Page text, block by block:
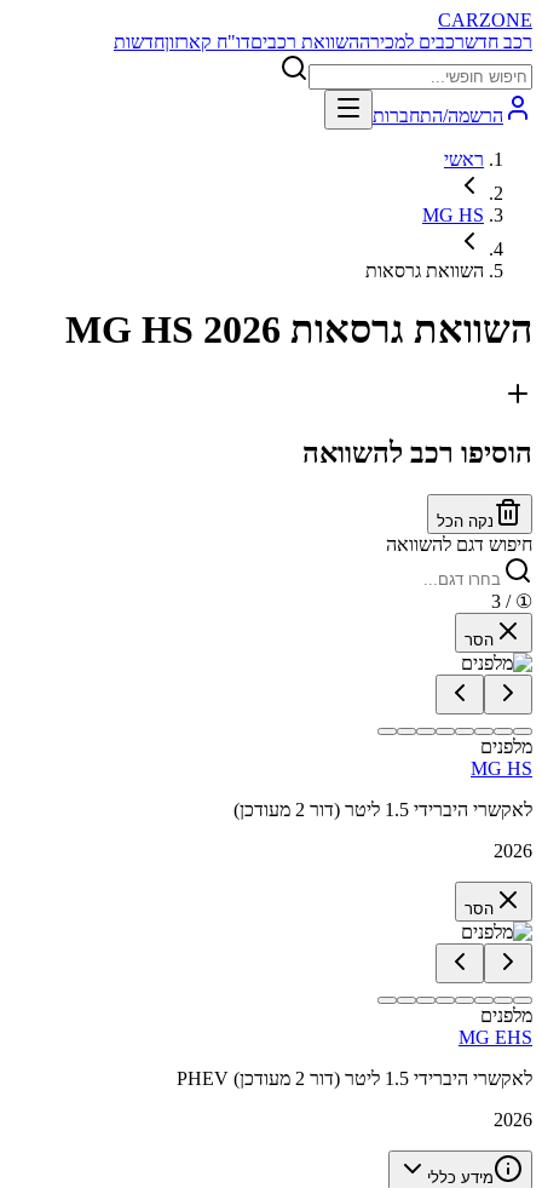
CARZONE
רכב חדשרכבים למכירההשוואת רכביםדו"ח קארזוןחדשות
הרשמה/התחברות
ראשי
MG HS
השוואת גרסאות
השוואת גרסאות MG HS 2026
הוסיפו רכב להשוואה
נקה הכל
חיפוש דגם להשוואה
①
/ 3
הסר
מלפנים
MG HS
לאקשרי היברידי 1.5 ליטר (דור 2 מעודכן)
2026
הסר
מלפנים
MG EHS
PHEV לאקשרי היברידי 1.5 ליטר (דור 2 מעודכן)
2026
מידע כללי